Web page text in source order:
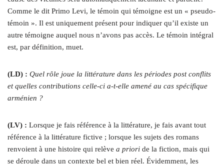
Comme le dit Primo Levi, le témoin qui témoigne est un « pseudo-
témoin ». Il est uniquement présent pour indiquer qu’il existe un
autre témoigne auquel nous n’avons pas accès. Le témoin intégral
est, par définition, muet.
(LD) : Quel rôle joue la littérature dans les périodes post conflits
et quelles contributions celle-ci a‑t-elle amené au cas spécifique
arménien ?
(LV) : Lorsque je fais référence à la littérature, je fais avant tout
référence à la littérature fictive ; lorsque les sujets des romans
renvoient à une histoire qui relève a priori de la fiction, mais qui
se déroule dans un contexte bel et bien réel. Évidemment, les